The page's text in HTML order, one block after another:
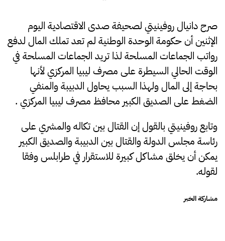
صرح دانيال روفينيتي لصحيفة صدى الاقتصادية اليوم
الإثنين أن حكومة الوحدة الوطنية لم تعد تملك المال لدفع
رواتب الجماعات المسلحة لذا تريد الجماعات المسلحة في
الوقت الحالي السيطرة على مصرف ليبيا المركزي لأنها
بحاجة إلى المال ولهذا السبب يحاول الدبيبة والمنفي
الضغط على الصديق الكبير محافظ مصرف ليبيا المركزي .
وتابع روفينيتي بالقول إن القتال بين تكاله والمشري على
رئاسة مجلس الدولة والقتال بين الدبيبة والصديق الكبير
يمكن أن يخلق مشاكل كبيرة للاستقرار في طرابلس وفقا
لقوله.
مشاركة الخبر